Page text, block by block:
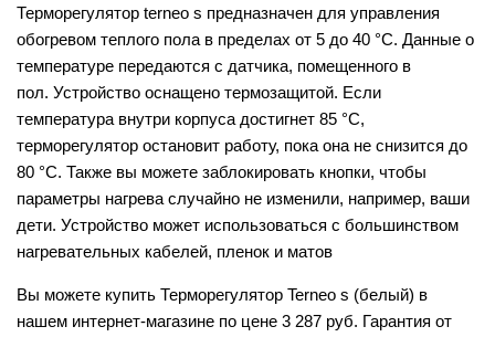
Терморегулятор terneo s предназначен для управления
обогревом теплого пола в пределах от 5 до 40 °С. Данные о
температуре передаются с датчика, помещенного в
пол. Устройство оснащено термозащитой. Если
температура внутри корпуса достигнет 85 °С,
терморегулятор остановит работу, пока она не снизится до
80 °С. Также вы можете заблокировать кнопки, чтобы
параметры нагрева случайно не изменили, например, ваши
дети. Устройство может использоваться с большинством
нагревательных кабелей, пленок и матов
Вы можете купить Терморегулятор Terneo s (белый) в
нашем интернет-магазине по цене 3 287 руб. Гарантия от